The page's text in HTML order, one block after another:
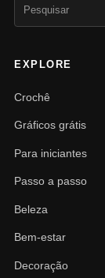
EXPLORE
Crochê
Gráficos grátis
Para iniciantes
Passo a passo
Beleza
Bem-estar
Decoração